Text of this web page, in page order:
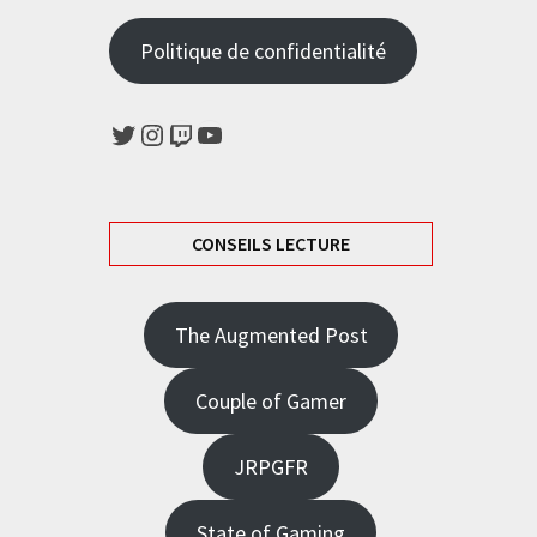
Politique de confidentialité
Twitter
Instagram
TwitchYouTube
CONSEILS LECTURE
The Augmented Post
Couple of Gamer
JRPGFR